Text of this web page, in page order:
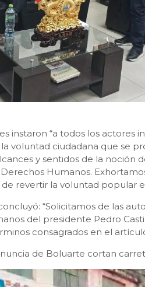
instaron “a todos los actores
voluntad ciudadana que se
y sentidos de la noción
Humanos.
revertir la voluntad popular
“Solicitamos de las
del presidente Pedro
consagrados en el
de Boluarte cortan